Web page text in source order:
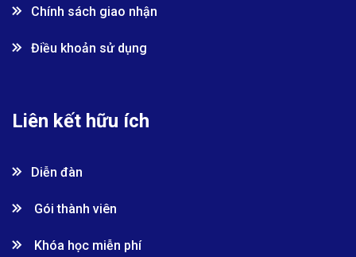
Chính sách giao nhận
Điều khoản sử dụng
Liên kết hữu ích
Diễn đàn
Gói thành viên
Khóa học miễn phí